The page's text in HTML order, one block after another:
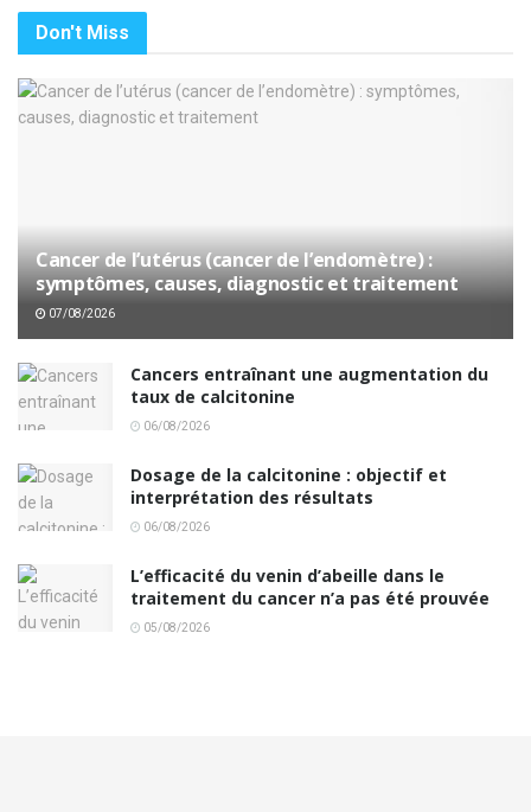
Don't Miss
Cancer de l’utérus (cancer de l’endomètre) :
symptômes, causes, diagnostic et traitement
07/08/2026
Cancers entraînant une augmentation du
taux de calcitonine
06/08/2026
Dosage de la calcitonine : objectif et
interprétation des résultats
06/08/2026
L’efficacité du venin d’abeille dans le
traitement du cancer n’a pas été prouvée
05/08/2026